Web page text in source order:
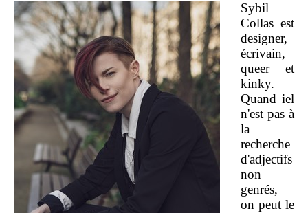
Sybil
Collas est
designer,
écrivain,
queer et
kinky.
Quand iel
n'est pas à
la
recherche
d'adjectifs
non
genrés,
on peut le